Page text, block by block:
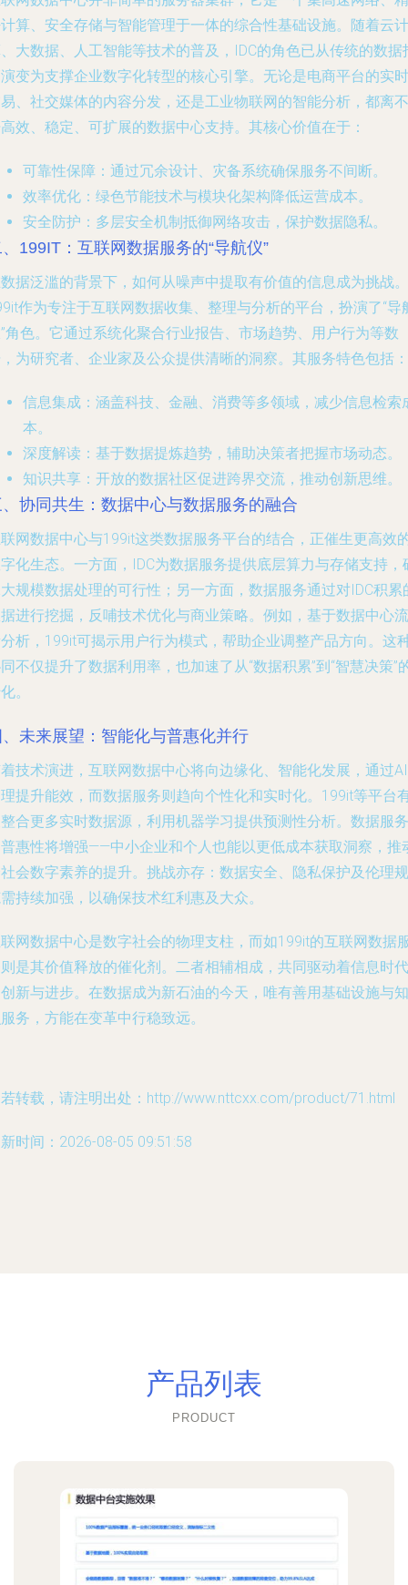
算、安全存储与智能管理于一体的综合性基础设施。随着云计
大数据、人工智能等技术的普及，IDC的角色已从传统的数据
变为支撑企业数字化转型的核心引擎。无论是电商平台的实时
、社交媒体的内容分发，还是工业物联网的智能分析，都离不
效、稳定、可扩展的数据中心支持。其核心价值在于：
可靠性保障 ：通过冗余设计、灾备系统确保服务不间断。
效率优化 ：绿色节能技术与模块化架构降低运营成本。
安全防护 ：多层安全机制抵御网络攻击，保护数据隐私。
199IT：互联网数据服务的“导航仪”
据泛滥的背景下，如何从噪声中提取有价值的信息成为挑战。
作为专注于互联网数据收集、整理与分析的平台，扮演了“导
角色。它通过系统化聚合行业报告、市场趋势、用户行为等数
为研究者、企业家及公众提供清晰的洞察。其服务特色包括：
信息集成 ：涵盖科技、金融、消费等多领域，减少信息检索
本。
深度解读 ：基于数据提炼趋势，辅助决策者把握市场动态。
知识共享 ：开放的数据社区促进跨界交流，推动创新思维。
协同共生：数据中心与数据服务的融合
网数据中心与199it这类数据服务平台的结合，正催生更高效
化生态。一方面，IDC为数据服务提供底层算力与存储支持，
规模数据处理的可行性；另一方面，数据服务通过对IDC积累
进行挖掘，反哺技术优化与商业策略。例如，基于数据中心流
析，199it可揭示用户行为模式，帮助企业调整产品方向。这
不仅提升了数据利用率，也加速了从“数据积累”到“智慧决策”
。
未来展望：智能化与普惠化并行
技术演进，互联网数据中心将向边缘化、智能化发展，通过AI
提升能效，而数据服务则趋向个性化和实时化。199it等平台
合更多实时数据源，利用机器学习提供预测性分析。数据服务
惠性将增强——中小企业和个人也能以更低成本获取洞察，推
会数字素养的提升。挑战亦存：数据安全、隐私保护及伦理规
持续加强，以确保技术红利惠及大众。
网数据中心是数字社会的物理支柱，而如199it的互联网数据
是其价值释放的催化剂。二者相辅相成，共同驱动着信息时代
新与进步。在数据成为新石油的今天，唯有善用基础设施与知
务，方能在变革中行稳致远。
转载，请注明出处：http://www.nttcxx.com/product/71.html
时间：2026-08-05 09:51:58
产品列表
PRODUCT